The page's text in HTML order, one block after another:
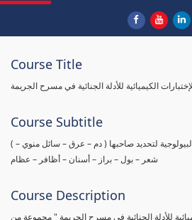
Course Title
الكيميائية للأدلة الجنائية في مسرح الجريمة
Course Subtitle
( إجراء الإختبارات علي العينة البيولوجية لتحديد صاحبها ( دم – عرق – سائل منوي –
شعر – بول – براز – أسنان – أظافر – عظام
Course Description
للأدلة الجنائية في مسرح الجريمة " مجموعة من